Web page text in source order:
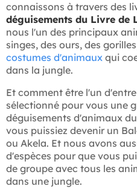
connaissons à travers des
déguisements du Livre de
nous l'un des principaux
singes, des ours, des
costumes d'animaux qui
dans la jungle.
Et comment être l'un
sélectionné pour vous une
déguisements d'animaux
vous puissiez devenir un
ou Akela. Et nous avons
d'espèces pour que vous
de groupe avec tous les
dans une jungle.